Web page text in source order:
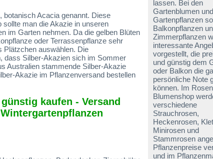
botanisch Acacia genannt. Diese
man die Akazie in unseren
im Garten nehmen. Da die gelben Blüten
oder Terrassenpflanze sehr
Plätzchen auswählen. Die
dass Silber-Akazien sich im Sommer
Australien stammende Silber-Akazie
Akazie im Pflanzenversand bestellen
kaufen - Versand
lassen. Bei den
Gartenblumen und
Gartenpflanzen
Balkonpflanzen
Zimmerpflanzen
interessante
vorgestellt, die
und günstig dem
oder Balkon die
persönliche Note
können. Im Rosen
Blumenshop
verschiedene
Strauchrosen,
Heckenrosen,
Minirosen und
Stammrosen
Pflanzenpreise
und im